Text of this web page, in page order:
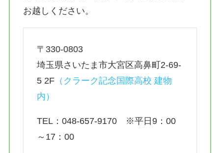
お越しください。
〒330-0803
埼玉県さいたま市大宮区高鼻町2-69-
5 2F（ クラーク記念国際高校 建物
内）
TEL：048-657-9170 ※平日9：00
～17：00